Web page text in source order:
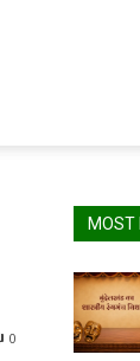
0
MOST